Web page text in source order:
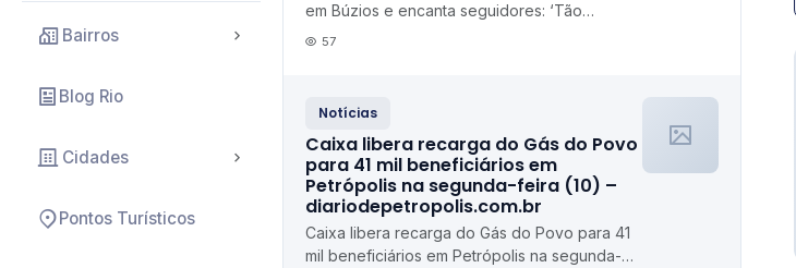
Bairros
Blog Rio
Cidades
Pontos Turísticos
em Búzios e encanta seguidores: ‘Tão
linda’ ND Mais
57
Notícias
Caixa libera recarga do Gás do Povo
para 41 mil beneficiários em
Petrópolis na segunda-feira (10) –
diariodepetropolis.com.br
Caixa libera recarga do Gás do Povo para 41
mil beneficiários em Petrópolis na segunda-